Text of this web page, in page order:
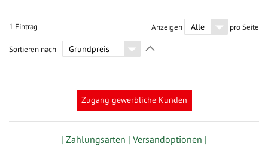
1 Eintrag Anzeigen pro Seite
Sortieren nach
Zugang gewerbliche Kunden
| Zahlungsarten | Versandoptionen |